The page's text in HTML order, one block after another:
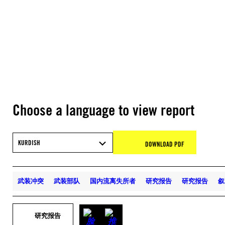
Choose a language to view report
KURDISH DOWNLOAD PDF
武装冲突 武装部队 国内流离失所者 研究报告 研究报告
研究报告